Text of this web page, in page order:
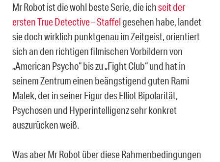
Mr Robot ist die wohl beste Serie, die ichseit der
ersten True Detective – Staffelgesehen habe, landet
sie doch wirklich punktgenau im Zeitgeist, orientiert
sich an den richtigen filmischen Vorbildern von
„American Psycho“ bis zu „Fight Club“ und hat in
seinem Zentrum einen beängstigend guten Rami
Malek, der in seiner Figur des Elliot Bipolarität,
Psychosen und Hyperintelligenz sehr konkret
auszurücken weiß.
Was aber Mr Robot über diese Rahmenbedingungen